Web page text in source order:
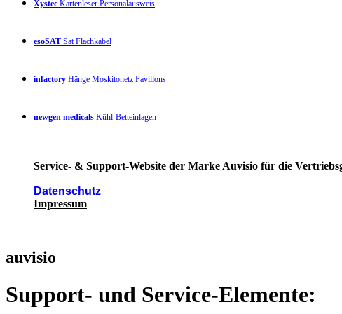
Xystec Kartenleser Personalausweis
esoSAT Sat Flachkabel
infactory Hänge Moskitonetz Pavillons
newgen medicals Kühl-Betteinlagen
Service- & Support-Website der Marke Auvisio für die
Datenschutz
Impressum
auvisio
Support- und Service-Elemente: